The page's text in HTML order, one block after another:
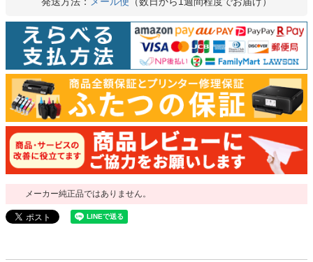
メーカー純正品ではありません。